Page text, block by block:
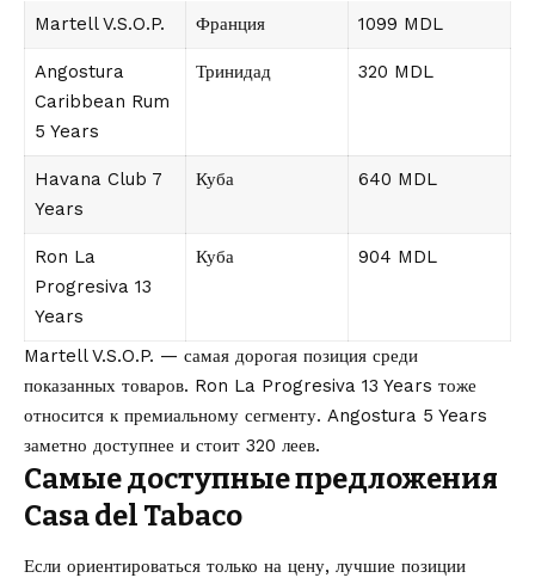
Martell V.S.O.P. Франция 1099 MDL
Angostura
Caribbean Rum
5 Years
Тринидад 320 MDL
Havana Club 7
Years
Куба 640 MDL
Ron La
Progresiva 13
Years
Куба 904 MDL
Martell V.S.O.P. — самая дорогая позиция среди
показанных товаров. Ron La Progresiva 13 Years тоже
относится к премиальному сегменту. Angostura 5 Years
заметно доступнее и стоит 320 леев.
Самые доступные предложения
Casa del Tabaco
Если ориентироваться только на цену, лучшие позиции